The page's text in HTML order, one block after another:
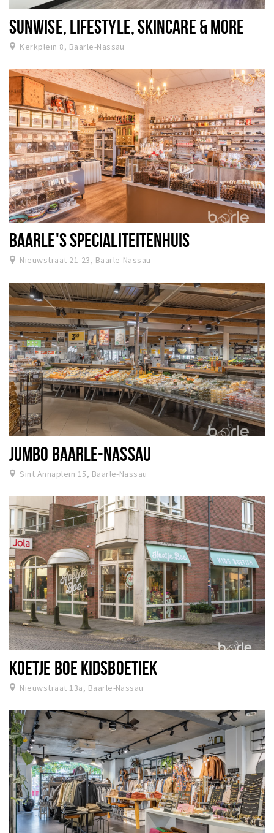
SUNWISE, LIFESTYLE, SKINCARE & MORE
Kerkplein 8, Baarle-Nassau
BAARLE'S SPECIALITEITENHUIS
Nieuwstraat 21-23, Baarle-Nassau
JUMBO BAARLE-NASSAU
Sint Annaplein 15, Baarle-Nassau
KOETJE BOE KIDSBOETIEK
Nieuwstraat 13a, Baarle-Nassau